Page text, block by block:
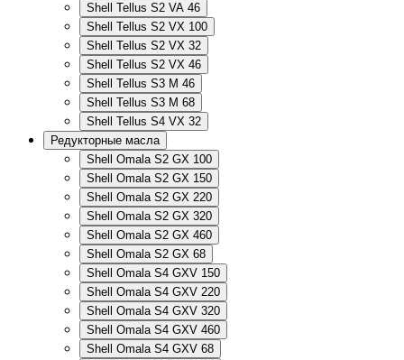
Shell Tellus S2 VA 46
Shell Tellus S2 VX 100
Shell Tellus S2 VX 32
Shell Tellus S2 VX 46
Shell Tellus S3 M 46
Shell Tellus S3 M 68
Shell Tellus S4 VX 32
Редукторные масла
Shell Omala S2 GX 100
Shell Omala S2 GX 150
Shell Omala S2 GX 220
Shell Omala S2 GX 320
Shell Omala S2 GX 460
Shell Omala S2 GX 68
Shell Omala S4 GXV 150
Shell Omala S4 GXV 220
Shell Omala S4 GXV 320
Shell Omala S4 GXV 460
Shell Omala S4 GXV 68